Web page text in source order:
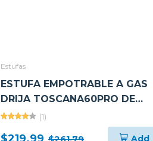
Estufas
ESTUFA EMPOTRABLE A GAS
DRIJA TOSCANA60PRO DE
60CM CON 4 QUEMADORES
(1)
$219.99 Add